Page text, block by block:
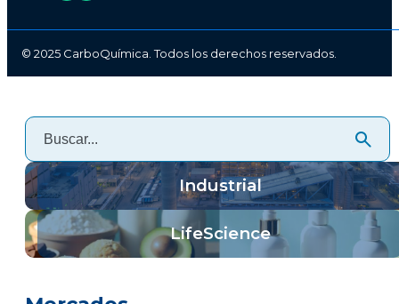
© 2025 CarboQuímica. Todos los derechos reservados.
Industrial
LifeScience